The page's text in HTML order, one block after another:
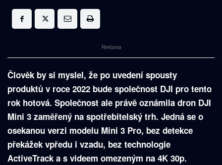
Reklama
Člověk by si myslel, že po uvedení spousty
produktů v roce 2022 bude společnost DJI pro tento
rok hotová. Společnost ale právě oznámila dron DJI
Mini 3 zaměřený na spotřebitelský trh. Jedná se o
osekanou verzi modelu Mini 3 Pro, bez detekce
překážek vpředu i vzadu, bez technologie
ActiveTrack a s videem omezeným na 4K 30p.